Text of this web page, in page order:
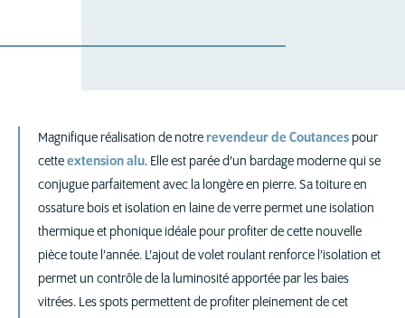
Magnifique réalisation de notrerevendeur de Coutances pour
cetteextension alu. Elle est parée d’un bardage moderne qui se
conjugue parfaitement avec la longère en pierre. Sa toiture en
ossature bois et isolation en laine de verre permet une isolation
thermique et phonique idéale pour profiter de cette nouvelle
pièce toute l’année. L’ajout de volet roulant renforce l’isolation et
permet un contrôle de la luminosité apportée par les baies
vitrées. Les spots permettent de profiter pleinement de cet